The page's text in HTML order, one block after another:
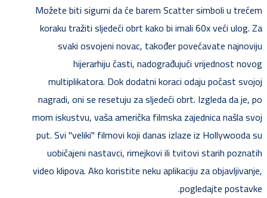
Možete biti sigurni da će barem Scatter simboli u trećem
koraku tražiti sljedeći obrt kako bi imali 60x veći ulog. Za
svaki osvojeni novac, također povećavate najnoviju
hijerarhiju časti, nadograđujući vrijednost novog
multiplikatora. Dok dodatni koraci odaju počast svojoj
nagradi, oni se resetuju za sljedeći obrt. Izgleda da je, po
mom iskustvu, vaša američka filmska zajednica našla svoj
put. Svi "veliki" filmovi koji danas izlaze iz Hollywooda su
uobičajeni nastavci, rimejkovi ili tvitovi starih poznatih
video klipova. Ako koristite neku aplikaciju za objavljivanje,
pogledajte postavke.